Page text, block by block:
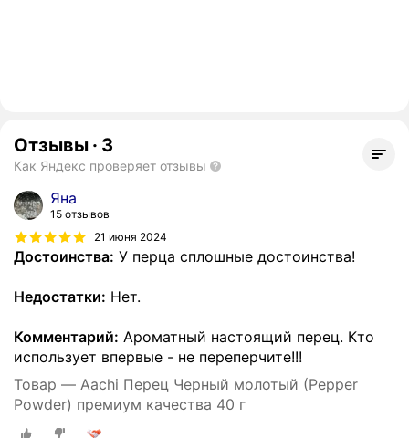
Отзывы · 3
Как Яндекс проверяет отзывы
Яна
15 отзывов
21 июня 2024
Достоинства: У перца сплошные достоинства!
Недостатки: Нет.
Комментарий: Ароматный настоящий перец. Кто
использует впервые - не переперчите!!!
Товар — Aachi Перец Черный молотый (Pepper
Powder) премиум качества 40 г